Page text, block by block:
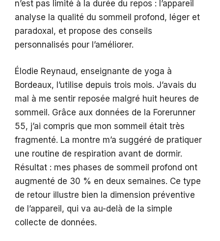
n’est pas limité à la durée du repos : l’appareil
analyse la qualité du sommeil profond, léger et
paradoxal, et propose des conseils
personnalisés pour l’améliorer.
Élodie Reynaud, enseignante de yoga à
Bordeaux, l’utilise depuis trois mois. J’avais du
mal à me sentir reposée malgré huit heures de
sommeil. Grâce aux données de la Forerunner
55, j’ai compris que mon sommeil était très
fragmenté. La montre m’a suggéré de pratiquer
une routine de respiration avant de dormir.
Résultat : mes phases de sommeil profond ont
augmenté de 30 % en deux semaines. Ce type
de retour illustre bien la dimension préventive
de l’appareil, qui va au-delà de la simple
collecte de données.